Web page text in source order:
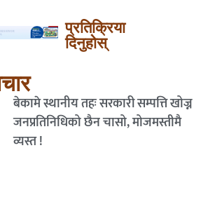
प्रतिक्रिया
दिनुहोस्
बेकामे स्थानीय तहः सरकारी सम्पत्ति खोज्न
जनप्रतिनिधिको छैन चासो, मोजमस्तीमै
व्यस्त !